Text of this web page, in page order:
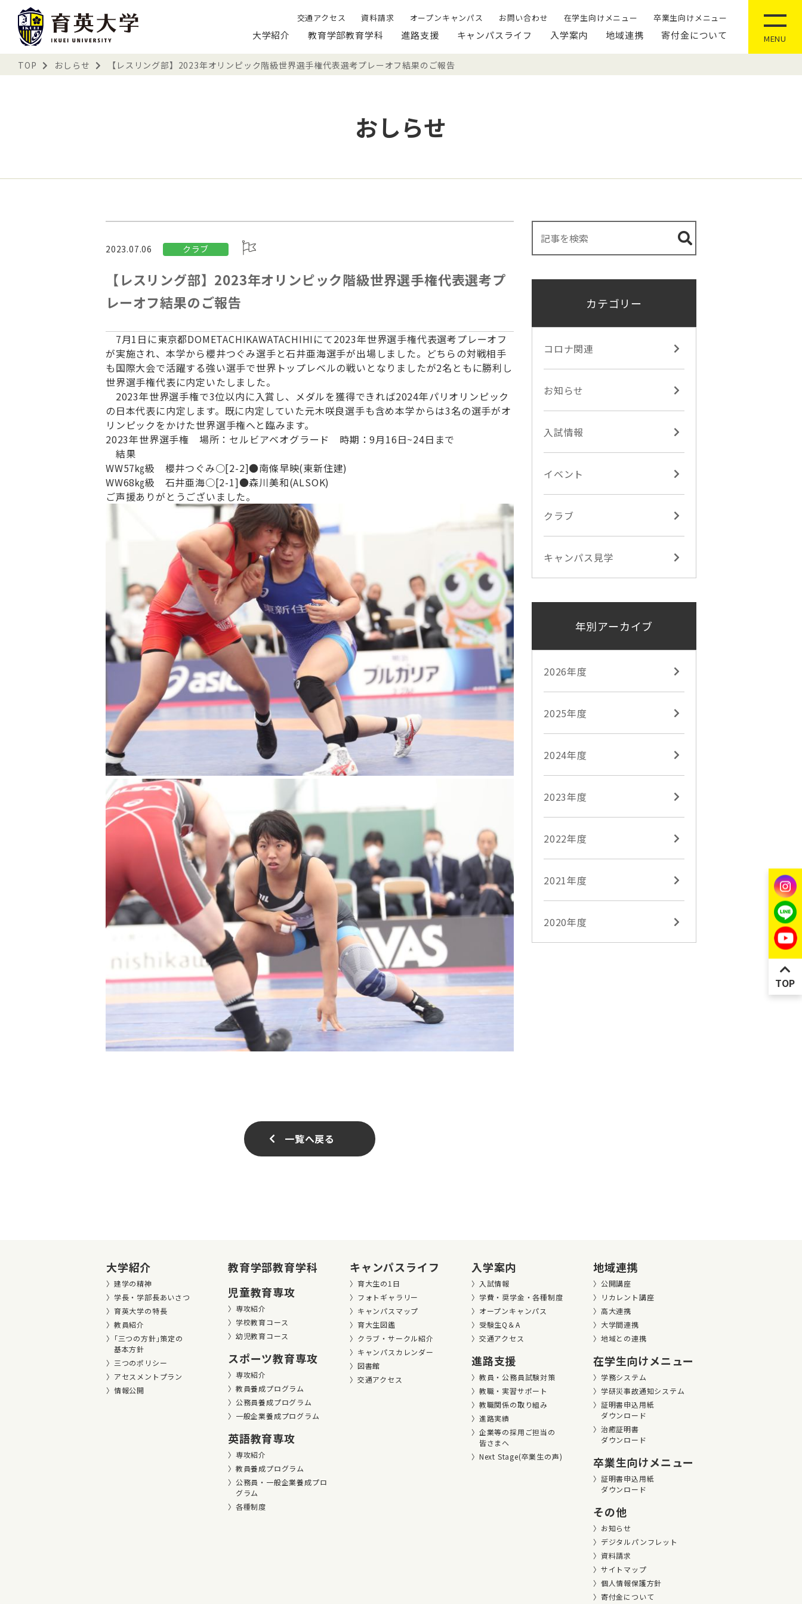
交通アクセス 資料請求 オープンキャンパス お問い合わせ 在学生向けメニュー 卒業生向けメニュー
大学紹介 教育学部教育学科 進路支援 キャンパスライフ 入学案内 地域連携 寄付金について MENU
TOP おしらせ 【レスリング部】2023年オリンピック階級世界選手権代表選考プレーオフ結果のご報告
おしらせ
2023.07.06 クラブ
【レスリング部】2023年オリンピック階級世界選手権代表選考プ
レーオフ結果のご報告
7月1日に東京都DOMETACHIKAWATACHIHIにて2023年世界選手権代表選考プレーオフ
が実施され、 本学から櫻井つぐみ選手と石井亜海選手が出場しました。 どちらの対戦相手
も国際大会で活躍する強い選手で世界トップレベルの戦いとなりましたが2名ともに勝利し
世界選手権代表に内定いたしました。
2023年世界選手権で3位以内に入賞し、 メダルを獲得できれば2024年パリオリンピック
の日本代表に内定します。 既に内定していた元木咲良選手も含め本学からは3名の選手がオ
リ ンピックをかけた世界選手権へと臨みます。
2023年世界選手権 場所：セルビアベオグラード 時期：9月16日~24日まで
結果
WW57㎏級 櫻井つぐみ○[2-2]●南條早映(東新住建)
WW68㎏級 石井亜海○[2-1]●森川美和(ALSOK)
ご声援ありがとうございました。
一覧へ戻る
カテゴリー
コロナ関連
お知らせ
入試情報
イベント
クラブ
キャンパス見学
年別アーカイブ
2026年度
2025年度
2024年度
2023年度
2022年度
2021年度
2020年度
TOP
大学紹介
建学の精神
学長・学部長あいさつ
育英大学の特長
教員紹介
｢三つの方針｣策定の
基本方針
三つのポリシー
アセスメントプラン
情報公開
教育学部教育学科
児童教育専攻
専攻紹介
学校教育コース
幼児教育コース
スポーツ教育専攻
専攻紹介
教員養成プログラム
公務員養成プログラム
一般企業養成プログラム
英語教育専攻
専攻紹介
教員養成プログラム
公務員・一般企業養成プロ
グラム
各種制度
キャンパスライフ
育大生の1日
フォトギャラリー
キャンパスマップ
育大生図鑑
クラブ・サークル紹介
キャンパスカレンダー
図書館
交通アクセス
入学案内
入試情報
学費・奨学金・各種制度
オープンキャンパス
受験生Q＆A
交通アクセス
進路支援
教員・公務員試験対策
教職・実習サポート
教職関係の取り組み
進路実績
企業等の採用ご担当の
皆さまへ
Next Stage(卒業⽣の声)
地域連携
公開講座
リカレント講座
高大連携
大学間連携
地域との連携
在学生向けメニュー
学務システム
学研災事故通知システム
証明書申込用紙
ダウンロード
治癒証明書
ダウンロード
卒業生向けメニュー
証明書申込用紙
ダウンロード
その他
お知らせ
デジタルパンフレット
資料請求
サイトマップ
個人情報保護方針
寄付金について